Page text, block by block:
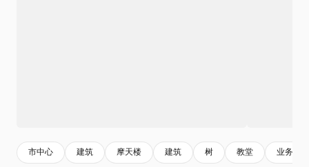
市中心 建筑 摩天楼 建筑 树 教堂 业务